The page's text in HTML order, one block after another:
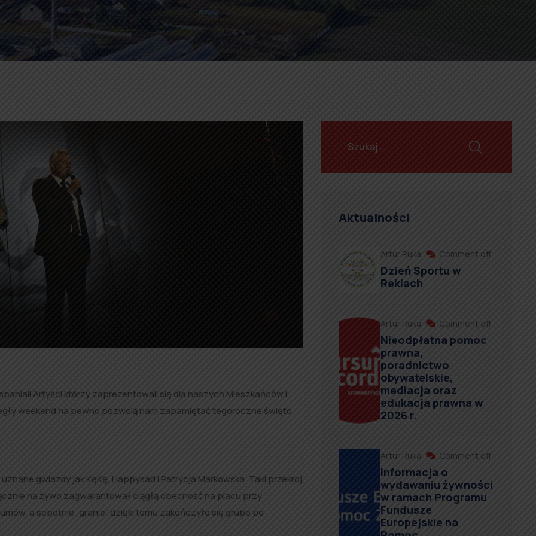
Artyści którzy zaprezentowali się dla naszych Mieszkańców i
weekend na pewno pozwolą nam zapamiętać tegoroczne święto
gwiazdy jak KęKę, Happysad i Patrycja Markowska. Taki przekrój
na żywo zagwarantował ciągłą obecność na placu przy
a sobotnie „granie” dzięki temu zakończyło się grubo po
Aktualności
Artur Ruka Comment off
Dzień Sportu w
Reklach
Artur Ruka Comment off
Nieodpłatna pomoc
prawna,
poradnictwo
obywatelskie,
mediacja oraz
edukacja prawna w
2026 r.
Artur Ruka Comment off
Informacja o
wydawaniu żywności
w ramach Programu
Fundusze
Europejskie na